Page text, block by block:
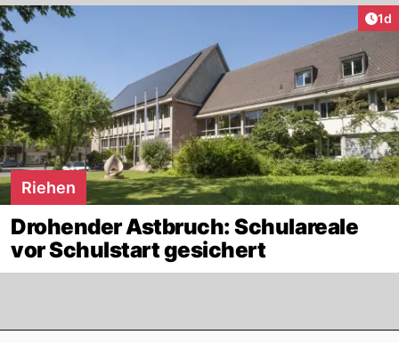
1d
Riehen
Drohender Astbruch: Schulareale
vor Schulstart gesichert